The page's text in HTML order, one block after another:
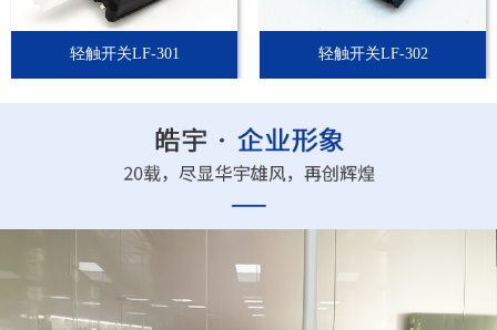
轻触开关LF-301 轻触开关LF-302